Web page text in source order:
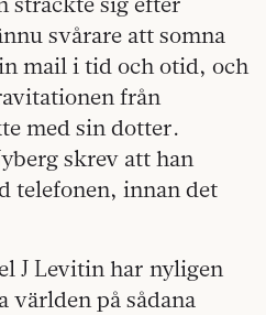
svårare att somna
mail i tid och otid, och
från
med sin dotter.
skrev att han
telefonen, innan det
J Levitin har nyligen
världen på sådana